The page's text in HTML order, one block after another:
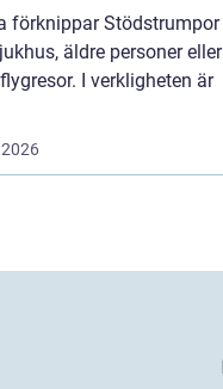
förknippar Stödstrumpor
äldre personer eller
I verkligheten är